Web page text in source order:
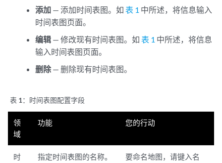
添加— 添加时间表图。如 表 1 中所述，将信息输入
时间表图页面。
编辑— 修改现有时间表图。如 表 1 中所述，将信息
输入时间表图页面。
删除— 删除现有时间表图。
表 1： 时间表图配置字段
领
域
功能 您的行动
时
指定时间表图的名称。
要命名地图，请键入名